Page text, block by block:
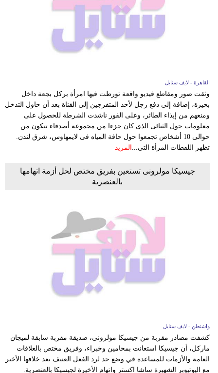
القاهرة - لايف ستايل
وثقت صور ومقاطع فيديو واقعة تورطت فيها امرأة بركل بجعة داخل
بحيرة، إضافة إلى دفع رجل لأحد المتفرجين إلى القناة بعد أن حاول التدخل
ومنعهم من إيذاء الطائر، وعلى الفور ناشدت الشرطة للحصول على
معلومات حول الثنائى الذى كان جزءا من مجموعة أصدقاء تتكون من
حوالى 10 أشخاص تجمعوا حول حافة المياه فى لايمهاوس، شرق لندن.
تظهر اللقطات المرأة التى... المزيد
جيسيكا مولرونى تستعين بفريق مختص لحل أزمة اتهامها
بالعنصرية
واشنطن - لايف ستايل
كشفت مصادر مقربة من جيسيكا مولرونى، صديقة مقربة سابقة لميجان
ماركل، أن جيسيكا استعانت بمحامين وخبراء، وفريق مختص بالعلاقات
العامة والأزمات للمساعدة في وضع حد لرد الفعل العنيف بعد خلافها الأخير
مع اليوتيوبر الشهيرة ساشا اكستر واتهام الأخيرة لجيسيكا بالعنصرية.